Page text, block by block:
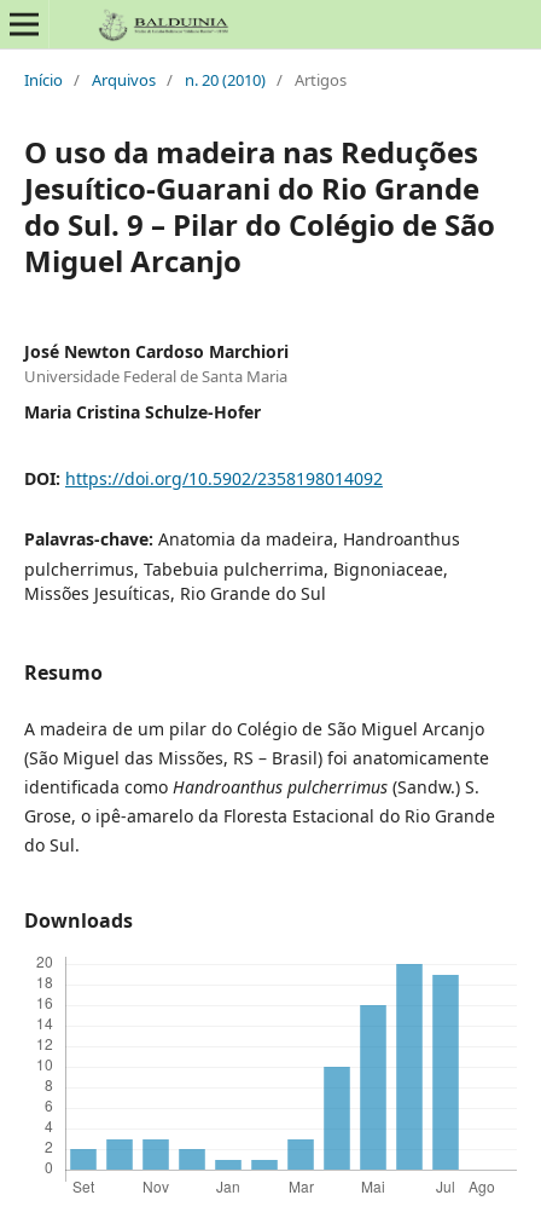
Início / Arquivos / n. 20 (2010) / Artigos
O uso da madeira nas Reduções
Jesuítico-Guarani do Rio Grande
do Sul. 9 – Pilar do Colégio de São
Miguel Arcanjo
José Newton Cardoso Marchiori
Universidade Federal de Santa Maria
Maria Cristina Schulze-Hofer
DOI: https://doi.org/10.5902/2358198014092
Palavras-chave: Anatomia da madeira, Handroanthus
pulcherrimus, Tabebuia pulcherrima, Bignoniaceae,
Missões Jesuíticas, Rio Grande do Sul
Resumo
A madeira de um pilar do Colégio de São Miguel Arcanjo
(São Miguel das Missões, RS – Brasil) foi anatomicamente
identificada como Handroanthus pulcherrimus(Sandw.) S.
Grose, o ipê-amarelo da Floresta Estacional do Rio Grande
do Sul.
Downloads